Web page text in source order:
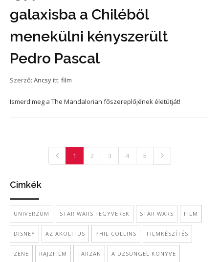
galaxisba a Chiléből
menekülni kényszerült
Pedro Pascal
Szerző: Ancsy itt: film
Ismerd meg a The Mandalorian főszereplőjének életútját!
1 2 3 4 5
Cimkék
UNIVERZUM STAR WARS FEGYVEREK STAR WARS FILM
DISNEY AZ AKOLITUS PHIL COLLINS FILMKÉSZÍTÉS
ZENE RAJZFILM TARZAN A DZSUNGEL KÖNYVE